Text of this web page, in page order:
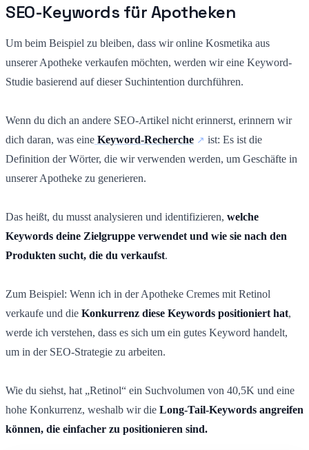
SEO-Keywords für Apotheken
Um beim Beispiel zu bleiben, dass wir online Kosmetika aus
unserer Apotheke verkaufen möchten, werden wir eine Keyword-
Studie basierend auf dieser Suchintention durchführen.
Wenn du dich an andere SEO-Artikel nicht erinnerst, erinnern wir
dich daran, was eine Keyword-Recherche
ist: Es ist die
Definition der Wörter, die wir verwenden werden, um Geschäfte in
unserer Apotheke zu generieren.
Das heißt, du musst analysieren und identifizieren, welche
Keywords deine Zielgruppe verwendet und wie sie nach den
Produkten sucht, die du verkaufst.
Zum Beispiel: Wenn ich in der Apotheke Cremes mit Retinol
verkaufe und die Konkurrenz diese Keywords positioniert hat,
werde ich verstehen, dass es sich um ein gutes Keyword handelt,
um in der SEO-Strategie zu arbeiten.
Wie du siehst, hat „Retinol“ ein Suchvolumen von 40,5K und eine
hohe Konkurrenz, weshalb wir die Long-Tail-Keywords angreifen
können, die einfacher zu positionieren sind.